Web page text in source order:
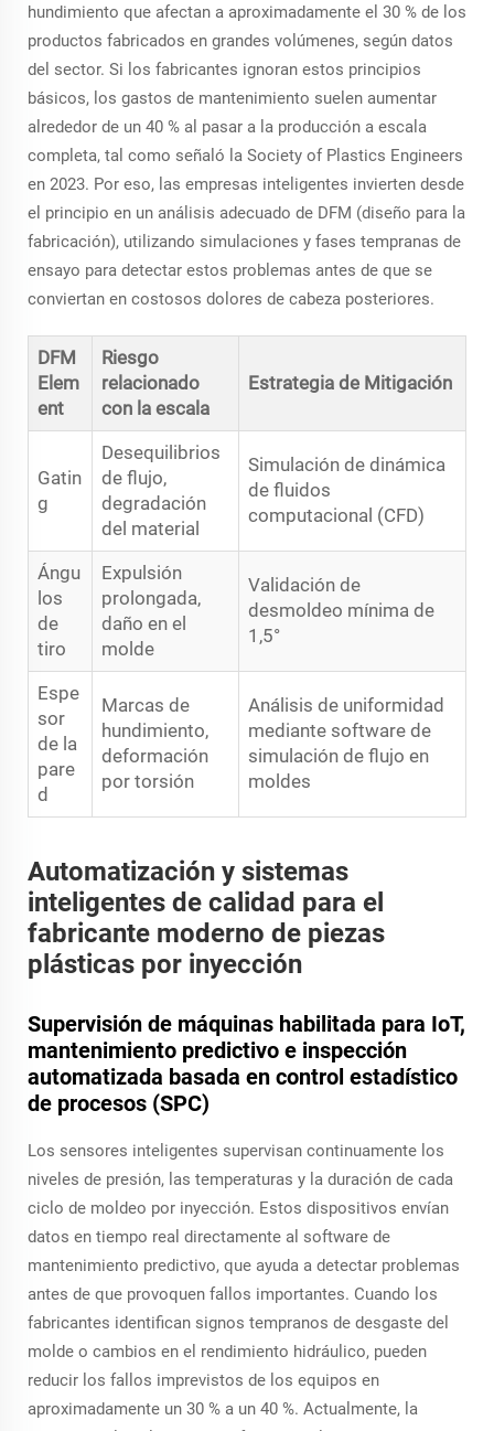
hundimiento que afectan a aproximadamente el 30 % de los
productos fabricados en grandes volúmenes, según datos
del sector. Si los fabricantes ignoran estos principios
básicos, los gastos de mantenimiento suelen aumentar
alrededor de un 40 % al pasar a la producción a escala
completa, tal como señaló la Society of Plastics Engineers
en 2023. Por eso, las empresas inteligentes invierten desde
el principio en un análisis adecuado de DFM (diseño para la
fabricación), utilizando simulaciones y fases tempranas de
ensayo para detectar estos problemas antes de que se
conviertan en costosos dolores de cabeza posteriores.
DFM
Elem
ent
Riesgo
relacionado
con la escala
Estrategia de Mitigación
Gatin
g
Desequilibrios
de flujo,
degradación
del material
Simulación de dinámica
de fluidos
computacional (CFD)
Ángu
los
de
tiro
Expulsión
prolongada,
daño en el
molde
Validación de
desmoldeo mínima de
1,5°
Espe
sor
de la
pare
d
Marcas de
hundimiento,
deformación
por torsión
Análisis de uniformidad
mediante software de
simulación de flujo en
moldes
Automatización y sistemas
inteligentes de calidad para el
fabricante moderno de piezas
plásticas por inyección
Supervisión de máquinas habilitada para IoT,
mantenimiento predictivo e inspección
automatizada basada en control estadístico
de procesos (SPC)
Los sensores inteligentes supervisan continuamente los
niveles de presión, las temperaturas y la duración de cada
ciclo de moldeo por inyección. Estos dispositivos envían
datos en tiempo real directamente al software de
mantenimiento predictivo, que ayuda a detectar problemas
antes de que provoquen fallos importantes. Cuando los
fabricantes identifican signos tempranos de desgaste del
molde o cambios en el rendimiento hidráulico, pueden
reducir los fallos imprevistos de los equipos en
aproximadamente un 30 % a un 40 %. Actualmente, la